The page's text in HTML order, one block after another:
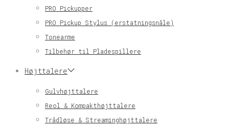
PRO Pickupper
PRO Pickup Stylus (erstatningsnåle)
Tonearme
Tilbehør til Pladespillere
Højttalere
Gulvhøjttalere
Reol & Kompakthøjttalere
Trådløse & Streaminghøjttalere